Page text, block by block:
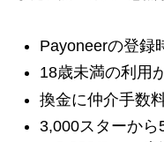
Payoneerの登録
18歳未満の利用
換金に仲介手数
3,000スターか